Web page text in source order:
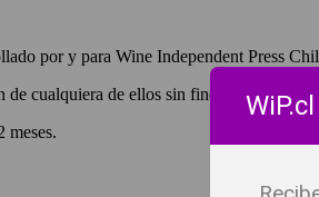
por y para Wine Independent Press
de cualquiera de ellos sin fines de lucro,
meses.